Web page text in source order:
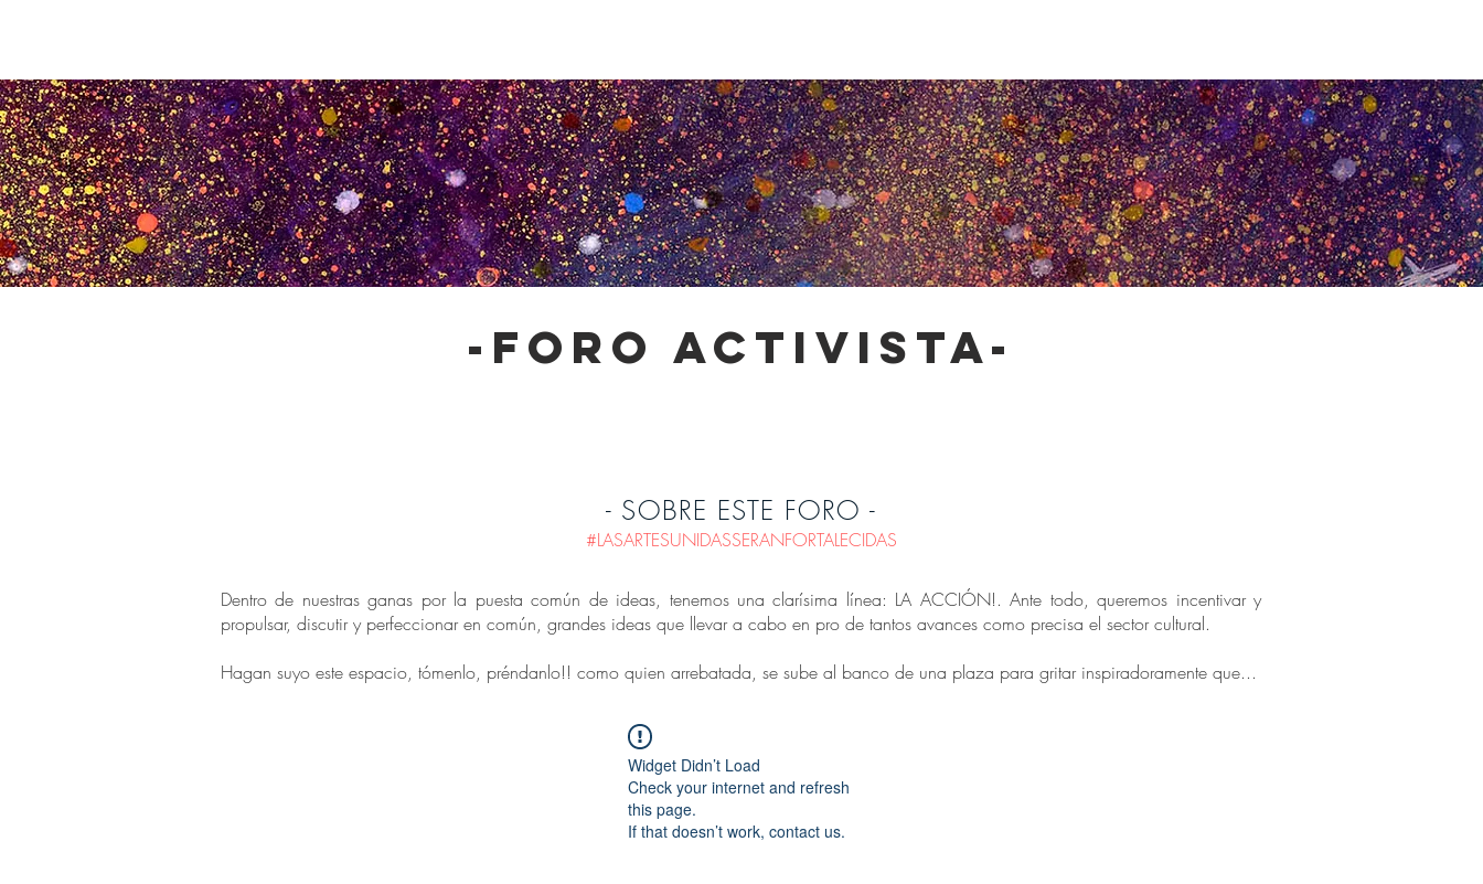
-foro activista-
- SOBRE ESTE FORO -
#LASARTESUNIDASSERANFORTALECIDAS
Dentro de nuestras ganas por la puesta común de ideas, tenemos una clarísima línea: LA ACCIÓN!. Ante todo, queremos incentivar y
propulsar, discutir y perfeccionar en común, grandes ideas que llevar a cabo en pro de tantos avances como precisa el sector cultural.
Hagan suyo este espacio, tómenlo, préndanlo!! como quien arrebatada, se sube al banco de una plaza para gritar inspiradoramente que...
Widget Didn’t Load
Check your internet and refresh
this page.
If that doesn’t work, contact us.